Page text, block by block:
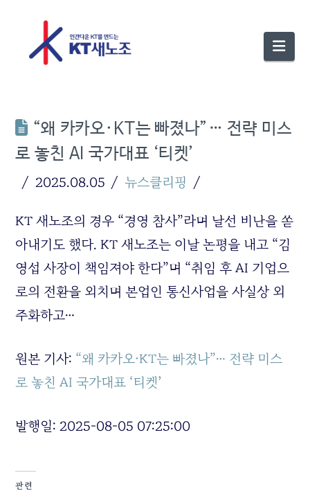
“왜 카카오·KT는 빠졌나”… 전략 미스
로 놓친 AI 국가대표 ‘티켓’
2025.08.05 뉴스클리핑
KT 새노조의 경우 “경영 참사”라며 날선 비난을 쏟
아내기도 했다. KT 새노조는 이날 논평을 내고 “김
영섭 사장이 책임져야 한다”며 “취임 후 AI 기업으
로의 전환을 외치며 본업인 통신사업을 사실상 외
주화하고…
원본 기사: “왜 카카오·KT는 빠졌나”… 전략 미스
로 놓친 AI 국가대표 ‘티켓’
발행일: 2025-08-05 07:25:00
관련